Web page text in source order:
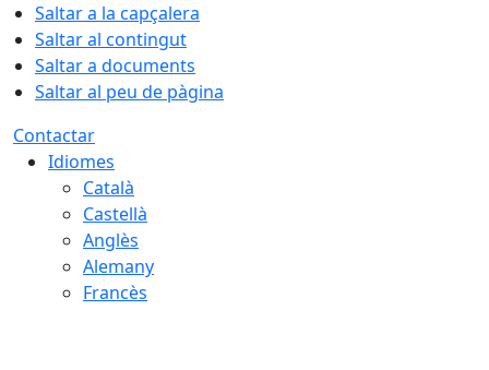
Saltar a la capçalera
Saltar al contingut
Saltar a documents
Saltar al peu de pàgina
Contactar
Idiomes
Català
Castellà
Anglès
Alemany
Francès